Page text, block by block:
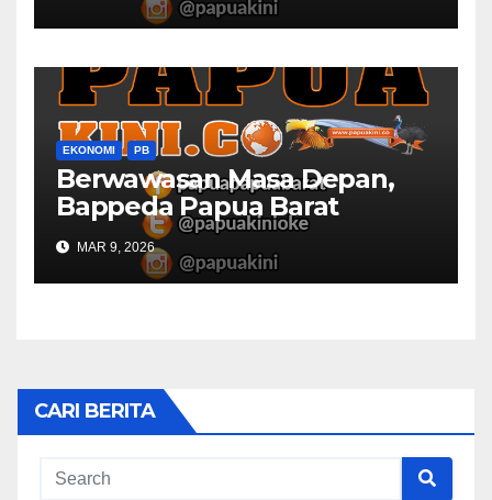
EKONOMI PB
Berwawasan Masa Depan,
Bappeda Papua Barat
Konsultasi Publik RKPD 2027
MAR 9, 2026
CARI BERITA